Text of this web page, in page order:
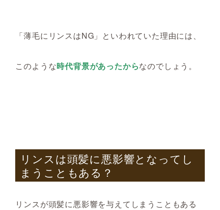
「薄毛にリンスはNG 」 といわれていた理由には、
このような時代背景があったからなのでしょう。
リンスは頭髪に悪影響となってし
まうこともある？
リンスが頭髪に悪影響を与えてしまうこともある